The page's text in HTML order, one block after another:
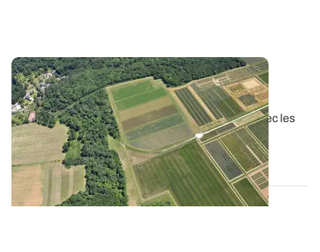
PROJET TERMINÉ
Projet PhosphoBio - Et la suite ?
En complément des actions directement en lien avec les
parcelles de l’observatoire mis en...
25 AVR. 2022